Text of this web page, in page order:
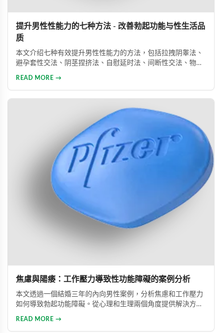
提升男性性能力的七种方法 - 改善勃起功能与性生活品
质
本文介绍七种有效提升男性性能力的方法，包括拉拽阴睾法、
避孕套性交法、阴茎捏挤法、自慰延时法、间断性交法、物理
READ MORE →
焦慮與陽痿：工作壓力導致性功能障礙的案例分析
本文透過一個結婚三年的內向男性案例，分析焦慮和工作壓力
如何導致勃起功能障礙。從心理和生理兩個角度提供解決方
READ MORE →